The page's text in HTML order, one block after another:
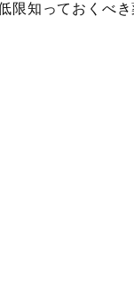
限知っておくべき